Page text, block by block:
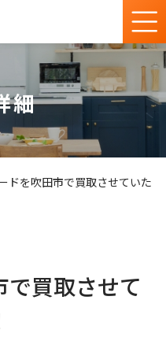
細
ドを吹田市で買取させていた
で買取させて